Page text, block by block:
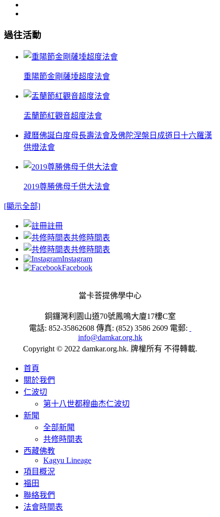
過往活動
重陽節金剛薩埵超度法會
盂蘭節紅觀音超度法會
藏曆佛誕白度母長壽法會及佛陀涅槃日成道日十六羅漢
供燈法會
2019尊勝佛母千供大法會
[顯示全部]
註冊
共修時間表
共修時間表
Instagram
Facebook
當卡菩提佛學中心
銅鑼灣利園山道70號鳳鳴大廈17樓C室
電話: 852-35862608 傳真: (852) 3586 2609 電郵:
info@damkar.org.hk
Copyright © 2022 damkar.org.hk. 牌權所有 不得轉載.
首頁
關於我們
仁波切
第十八世都穆曲杰仁波切
新聞
全部新聞
共修時間表
西藏佛教
Kagyu Lineage
項目概況
福田
聯絡我們
法會時間表